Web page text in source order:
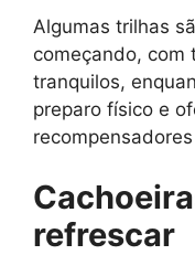
Algumas trilhas
começando, com
tranquilos,
preparo físico e
refrescar